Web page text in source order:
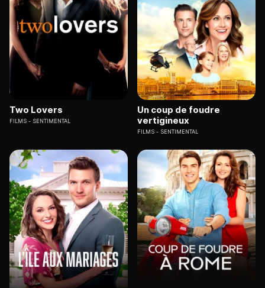
Two Lovers
FILMS SENTIMENTAL
Un coup de foudre
vertigineux
FILMS SENTIMENTAL